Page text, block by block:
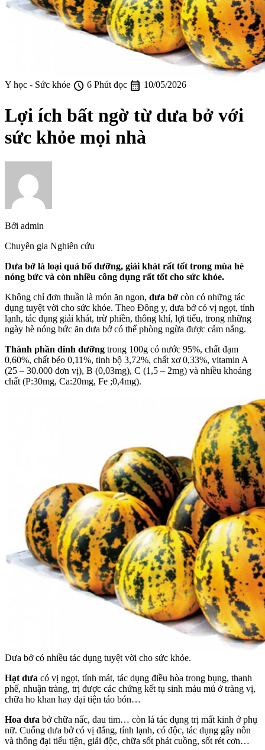
Y học - Sức khỏe schedule 6 Phút đọc calendar_month 10/05/2026
Lợi ích bất ngờ từ dưa bở với
sức khỏe mọi nhà
Bởi admin
Chuyên gia Nghiên cứu
Dưa bở là loại quả bổ dưỡng, giải khát rất tốt trong mùa hè
nóng bức và còn nhiều công dụng rất tốt cho sức khỏe.
Không chỉ đơn thuần là món ăn ngon, dưa bở còn có những tác
dụng tuyệt vời cho sức khỏe. Theo Đông y, dưa bở có vị ngọt, tính
lạnh, tác dụng giải khát, trừ phiền, thông khí, lợi tiểu, trong những
ngày hè nóng bức ăn dưa bở có thể phòng ngừa được cảm nắng.
Thành phần dinh dưỡng trong 100g có nước 95%, chất đạm
0,60%, chất béo 0,11%, tinh bộ 3,72%, chất xơ 0,33%, vitamin A
(25 – 30.000 đơn vị), B (0,03mg), C (1,5 – 2mg) và nhiều khoáng
chất (P:30mg, Ca:20mg, Fe ;0,4mg).
Dưa bở có nhiều tác dụng tuyệt vời cho sức khỏe.
Hạt dưa có vị ngọt, tính mát, tác dụng điều hòa trong bụng, thanh
phế, nhuận tràng, trị được các chứng kết tụ sinh máu mủ ở tràng vị,
chữa ho khan hay đại tiện táo bón…
Hoa dưa bở chữa nấc, đau tim… còn lá tác dụng trị mất kinh ở phụ
nữ. Cuống dưa bở có vị đắng, tính lạnh, có độc, tác dụng gây nôn
và thông đại tiểu tiện, giải độc, chữa sốt phát cuồng, sốt rét cơn…